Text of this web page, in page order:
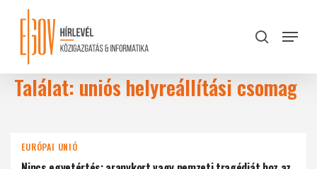
content
search
Menu
Találat: uniós helyreállítási csomag
EURÓPAI UNIÓ
Close